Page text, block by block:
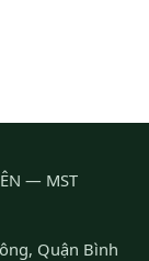
— MST
Quận Bình